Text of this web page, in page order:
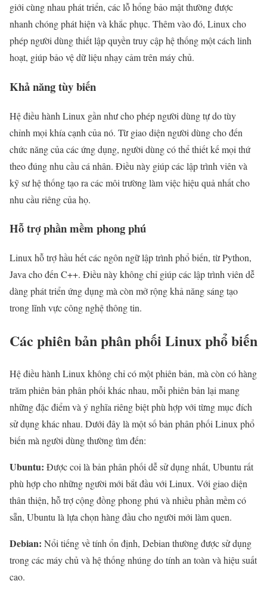
giới cùng nhau phát triển, các lỗ hổng bảo mật thường được
nhanh chóng phát hiện và khắc phục. Thêm vào đó, Linux cho
phép người dùng thiết lập quyền truy cập hệ thống một cách linh
hoạt, giúp bảo vệ dữ liệu nhạy cảm trên máy chủ.
Khả năng tùy biến
Hệ điều hành Linux gần như cho phép người dùng tự do tùy
chỉnh mọi khía cạnh của nó. Từ giao diện người dùng cho đến
chức năng của các ứng dụng, người dùng có thể thiết kế mọi thứ
theo đúng nhu cầu cá nhân. Điều này giúp các lập trình viên và
kỹ sư hệ thống tạo ra các môi trường làm việc hiệu quả nhất cho
nhu cầu riêng của họ.
Hỗ trợ phần mềm phong phú
Linux hỗ trợ hầu hết các ngôn ngữ lập trình phổ biến, từ Python,
Java cho đến C++. Điều này không chỉ giúp các lập trình viên dễ
dàng phát triển ứng dụng mà còn mở rộng khả năng sáng tạo
trong lĩnh vực công nghệ thông tin.
Các phiên bản phân phối Linux phổ biến
Hệ điều hành Linux không chỉ có một phiên bản, mà còn có hàng
trăm phiên bản phân phối khác nhau, mỗi phiên bản lại mang
những đặc điểm và ý nghĩa riêng biệt phù hợp với từng mục đích
sử dụng khác nhau. Dưới đây là một số bản phân phối Linux phổ
biến mà người dùng thường tìm đến:
Ubuntu: Được coi là bản phân phối dễ sử dụng nhất, Ubuntu rất
phù hợp cho những người mới bắt đầu với Linux. Với giao diện
thân thiện, hỗ trợ cộng đồng phong phú và nhiều phần mềm có
sẵn, Ubuntu là lựa chọn hàng đầu cho người mới làm quen.
Debian: Nổi tiếng về tính ổn định, Debian thường được sử dụng
trong các máy chủ và hệ thống nhúng do tính an toàn và hiệu suất
cao.